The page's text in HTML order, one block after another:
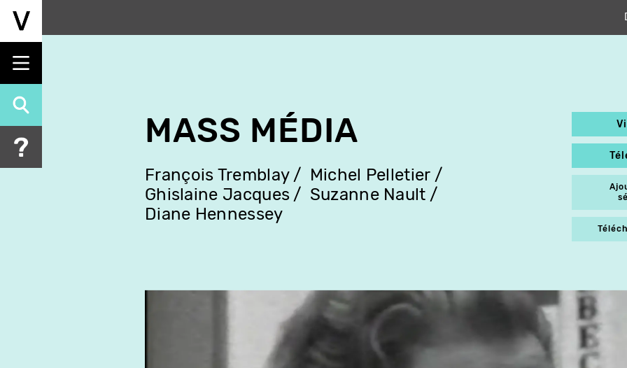
Aller
principal
MASS MÉDIA
François Tremblay
Michel Pelletier
Ghislaine Jacques
Suzanne Nault
Diane Hennessey